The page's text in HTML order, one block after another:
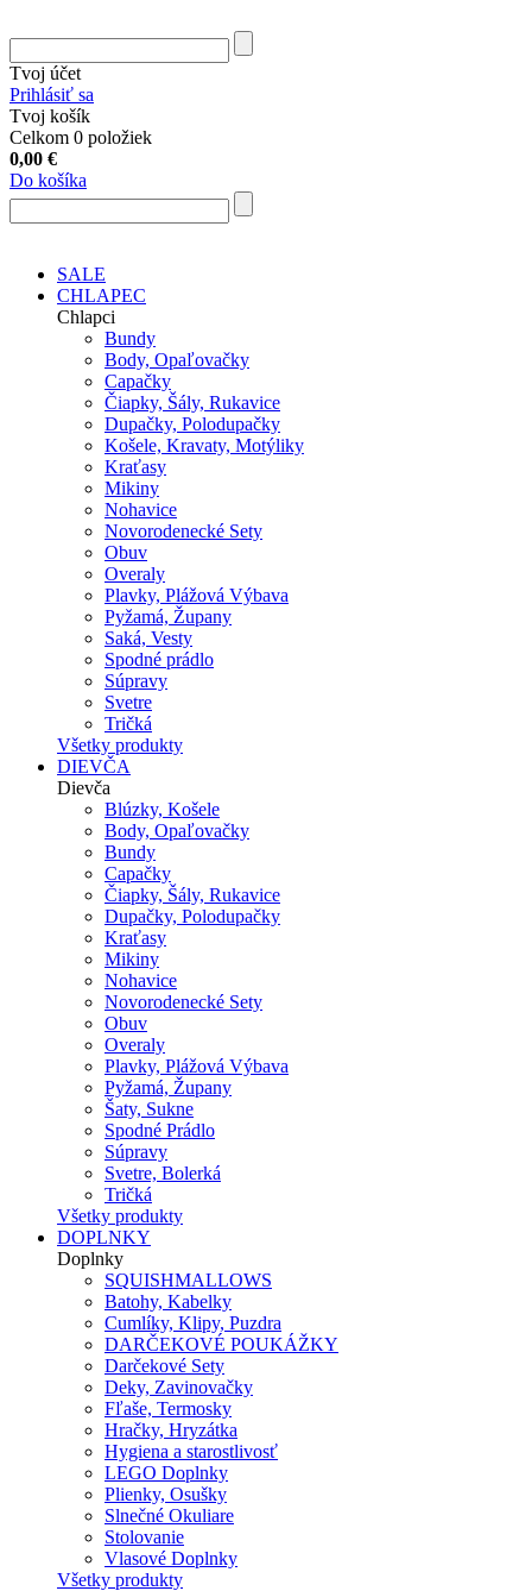
Tvoj účet
Prihlásiť sa
Tvoj košík
Celkom 0 položiek
0,00 €
Do košíka
SALE
CHLAPEC
Chlapci
Bundy
Body, Opaľovačky
Capačky
Čiapky, Šály, Rukavice
Dupačky, Polodupačky
Košele, Kravaty, Motýliky
Kraťasy
Mikiny
Nohavice
Novorodenecké Sety
Obuv
Overaly
Plavky, Plážová Výbava
Pyžamá, Župany
Saká, Vesty
Spodné prádlo
Súpravy
Svetre
Tričká
Všetky produkty
DIEVČA
Dievča
Blúzky, Košele
Body, Opaľovačky
Bundy
Capačky
Čiapky, Šály, Rukavice
Dupačky, Polodupačky
Kraťasy
Mikiny
Nohavice
Novorodenecké Sety
Obuv
Overaly
Plavky, Plážová Výbava
Pyžamá, Župany
Šaty, Sukne
Spodné Prádlo
Súpravy
Svetre, Bolerká
Tričká
Všetky produkty
DOPLNKY
Doplnky
SQUISHMALLOWS
Batohy, Kabelky
Cumlíky, Klipy, Puzdra
DARČEKOVÉ POUKÁŽKY
Darčekové Sety
Deky, Zavinovačky
Fľaše, Termosky
Hračky, Hryzátka
Hygiena a starostlivosť
LEGO Doplnky
Plienky, Osušky
Slnečné Okuliare
Stolovanie
Vlasové Doplnky
Všetky produkty